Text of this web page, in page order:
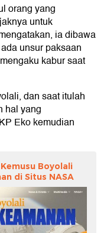
orang yang
untuk
ia dibawa
unsur paksaan
kabur saat
dan saat itulah
hal yang
Eko kemudian
Boyolali
di Situs NASA